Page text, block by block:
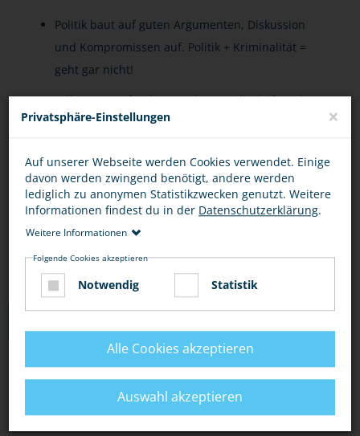
Politik baut auf guten Argumenten, Diskussion
und Kompromissen auf. Politik + Kriminalität =
geht gar nicht!
Falls Du unzufrieden mit der Gesellschaft und
der Politik bist - bring Dich ein! Aber nicht mit
Politisch motivierte Kriminalität trifft häufig
Schwache und ist damit das Gegenteil von
DAS BUNDESINNENMINISTERIUM IST FÜR DIE
BEKÄMPFUNG DER POLITISCH MOTIVIERTEN
KRIMINALITÄT ZUSTÄNDIG
Privatsphäre-Einstellungen ×
Auf unserer Webseite werden Cookies verwendet. Einige
davon werden zwingend benötigt, andere werden
lediglich zu anonymen Statistikzwecken genutzt. Weitere
Informationen findest du in der Datenschutzerklärung.
Weitere Informationen
Folgende Cookies akzeptieren
Notwendig Statistik
Alle Cookies akzeptieren
Auswahl akzeptieren